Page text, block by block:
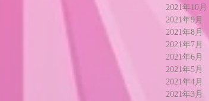
2021年10月
2021年9月
2021年8月
2021年7月
2021年6月
2021年5月
2021年4月
2021年3月